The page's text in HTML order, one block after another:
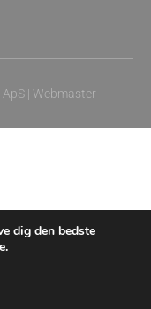
| Webmaster
dig den bedste
.